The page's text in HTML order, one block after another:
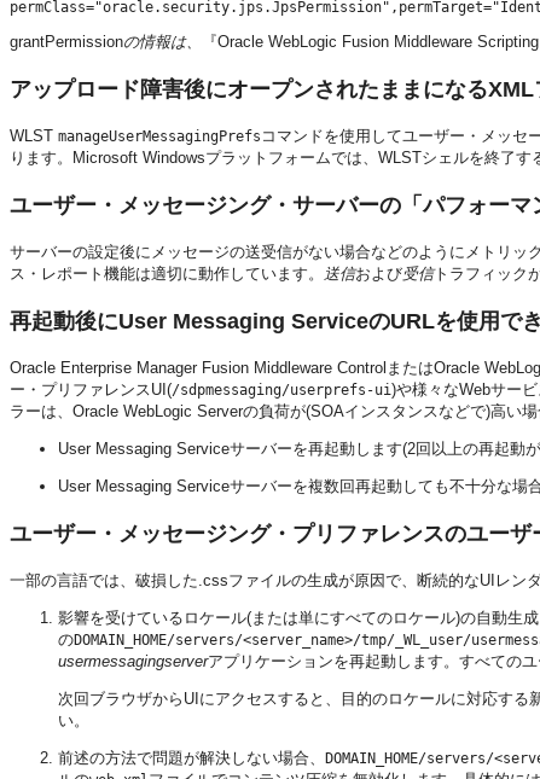
grantPermissionの情報は、 『Oracle WebLogic Fusion Middleware
アップロード障害後にオープンされたままになる
WLST manageUserMessagingPrefs コマンドを使用してユーザー・メッセ
ります。Microsoft Windowsプラットフォームでは、WLSTシェルを終了す
ユーザー・メッセージング・サーバーの「パフォー
サーバーの設定後にメッセージの送受信がない場合などのようにメトリ
ス・レポート機能は適切に動作しています。 送信および受信トラフィック
再起動後にUser Messaging ServiceのURLを使用で
Oracle Enterprise Manager Fusion Middleware ControlまたはOracle
ー・プリファレンスUI(/sdpmessaging/userprefs-ui)や様々なWebサー
ラーは、Oracle WebLogic Serverの負荷が(SOAインスタンスなどで)高い
User Messaging Serviceサーバーを再起動します(2回以上の再起動
User Messaging Serviceサーバーを複数回再起動しても不十分な場
ユーザー・メッセージング・プリファレンスのユー
一部の言語では、破損した.cssファイルの生成が原因で、断続的なUIレン
影響を受けているロケール(または単にすべてのロケール)の自動生
のDOMAIN_HOME/servers/<server_name>/tmp/_WL_user/
usermessagingserverアプリケーションを再起動します。すべての
次回ブラウザからUIにアクセスすると、目的のロケールに対応す
い。
前述の方法で問題が解決しない場合、 DOMAIN_HOME/servers/